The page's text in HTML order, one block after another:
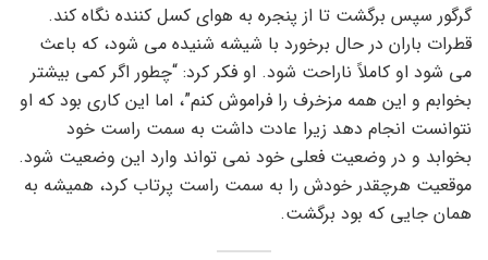
گرگور سپس برگشت تا از پنجره به هوای کسل کننده نگاه کند.
قطرات باران در حال برخورد با شیشه شنیده می شود، که باعث
می شود او کاملاً ناراحت شود. او فکر کرد: “چطور اگر کمی بیشتر
بخوابم و این همه مزخرف را فراموش کنم”، اما این کاری بود که او
نتوانست انجام دهد زیرا عادت داشت به سمت راست خود
بخوابد و در وضعیت فعلی خود نمی تواند وارد این وضعیت شود.
موقعیت هرچقدر خودش را به سمت راست پرتاب کرد، همیشه به
همان جایی که بود برگشت.